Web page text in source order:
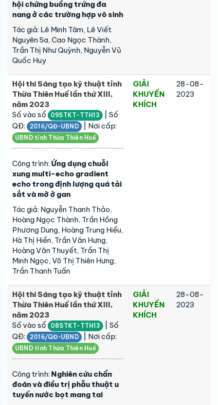
hội chứng buồng trứng đa
nang ở các trường hợp vô sinh
Tác giả: Lê Minh Tâm, Lê Viết
Nguyên Sa, Cao Ngọc Thành,
Trần Thị Như Quỳnh, Nguyễn Vũ
Quốc Huy
Hội thi Sáng tạo kỹ thuật tỉnh
Thừa Thiên Huế lần thứ XIII,
năm 2023
Số vào sổ
09STKT-TTH13 | Số
QĐ:
2016/QĐ-UBND | Nơi cấp:
UBND tỉnh Thừa Thiên Huế
Công trình: Ứng dụng chuỗi
xung multi-echo gradient
echo trong định lượng quá tải
sắt và mỡ ở gan
Tác giả: Nguyễn Thanh Thảo,
Hoàng Ngọc Thành, Trần Hồng
Phương Dung, Hoàng Trung Hiếu,
Hà Thị Hiền, Trần Văn Hưng,
Hoàng Văn Thuyết, Trần Thị
Minh Ngọc, Võ Thị Thiên Hưng,
Trần Thanh Tuấn
GIẢI
KHUYẾN
KHÍCH
28-08-
2023
Hội thi Sáng tạo kỹ thuật tỉnh
Thừa Thiên Huế lần thứ XIII,
năm 2023
Số vào sổ
08STKT-TTH13 | Số
QĐ:
2016/QĐ-UBND | Nơi cấp:
UBND tỉnh Thừa Thiên Huế
Công trình: Nghiên cứu chẩn
đoán và điều trị phẫu thuật u
tuyến nước bọt mang tai
GIẢI
KHUYẾN
KHÍCH
28-08-
2023